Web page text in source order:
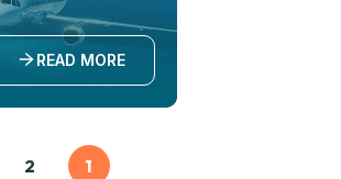
READ MORE
1
2